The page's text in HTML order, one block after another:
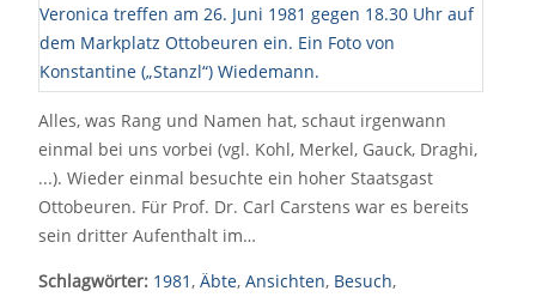
Alles, was Rang und Namen hat, schaut irgenwann
einmal bei uns vorbei (vgl. Kohl, Merkel, Gauck, Draghi,
...). Wieder einmal besuchte ein hoher Staatsgast
Ottobeuren. Für Prof. Dr. Carl Carstens war es bereits
sein dritter Aufenthalt im…
Schlagwörter: 1981, Äbte, Ansichten, Besuch,